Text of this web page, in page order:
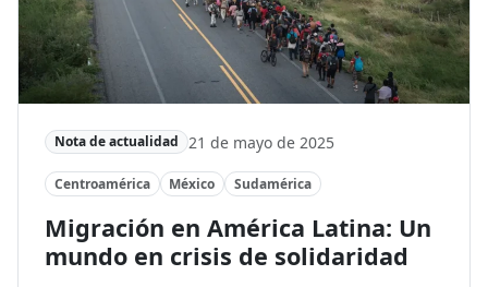
Nota de actualidad 21 de mayo de 2025
Centroamérica México Sudamérica
Migración en América Latina: Un
mundo en crisis de solidaridad